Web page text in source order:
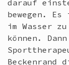
darauf
bewegen.
im Wasser
können.
Beckenrand